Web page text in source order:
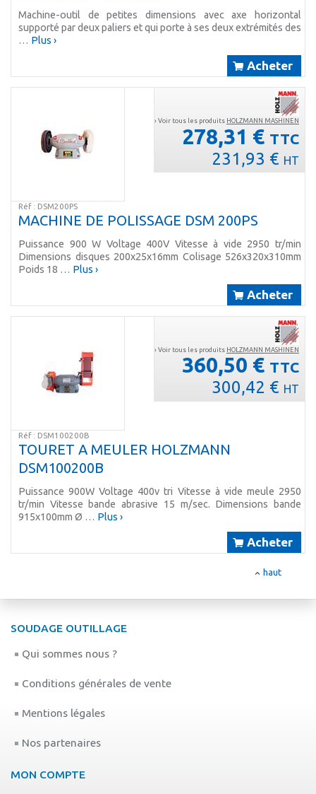
Machine-outil de petites dimensions avec axe horizontal
supporté par deux paliers et qui porte à ses deux extrémités des
… Plus ›
Acheter
› Voir tous les produits HOLZMANN MASHINEN
278,31 € TTC
231,93 € HT
Réf : DSM200PS
MACHINE DE POLISSAGE DSM 200PS
Puissance 900 W Voltage 400V Vitesse à vide 2950 tr/min
Dimensions disques 200x25x16mm Colisage 526x320x310mm
Poids 18 … Plus ›
Acheter
› Voir tous les produits HOLZMANN MASHINEN
360,50 € TTC
300,42 € HT
Réf : DSM100200B
TOURET A MEULER HOLZMANN
DSM100200B
Puissance 900W Voltage 400v tri Vitesse à vide meule 2950
tr/min Vitesse bande abrasive 15 m/sec. Dimensions bande
915x100mm Ø … Plus ›
Acheter
haut
SOUDAGE OUTILLAGE
Qui sommes nous ?
Conditions générales de vente
Mentions légales
Nos partenaires
MON COMPTE